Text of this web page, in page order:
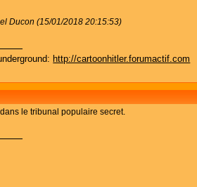
Ducon (15/01/2018 20:15:53)
http://cartoonhitler.forumactif.com
le tribunal populaire secret.